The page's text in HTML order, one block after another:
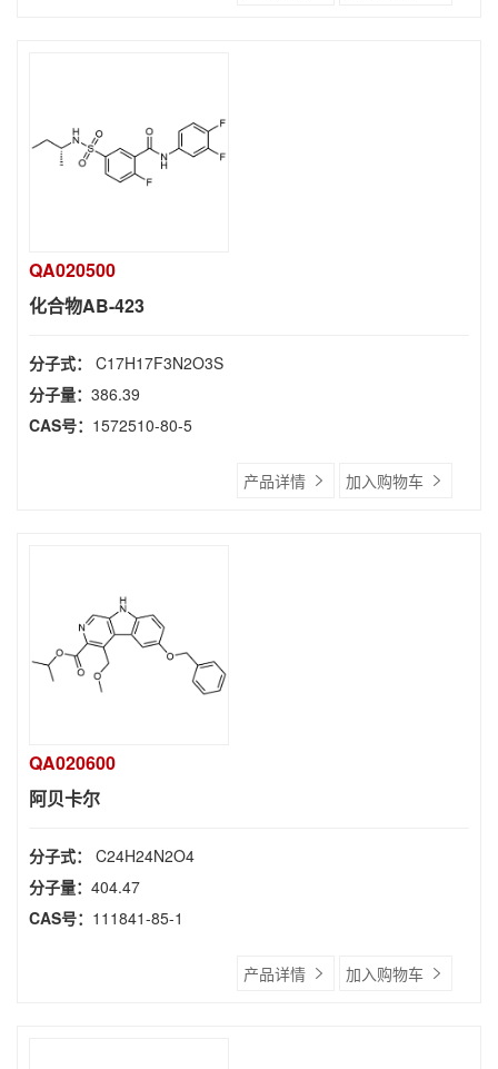
QA020500
化合物AB-423
分子式： C17H17F3N2O3S
分子量： 386.39
CAS号： 1572510-80-5
产品详情 加入购物车
QA020600
阿贝卡尔
分子式： C24H24N2O4
分子量： 404.47
CAS号： 111841-85-1
产品详情 加入购物车